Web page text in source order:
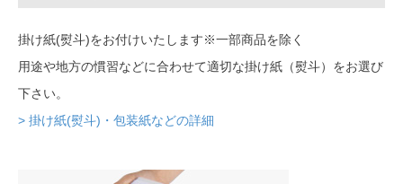
掛け紙(熨斗)をお付けいたします※一部商品を除く
用途や地方の慣習などに合わせて適切な掛け紙（熨斗）をお選び
下さい。
> 掛け紙(熨斗)・包装紙などの詳細